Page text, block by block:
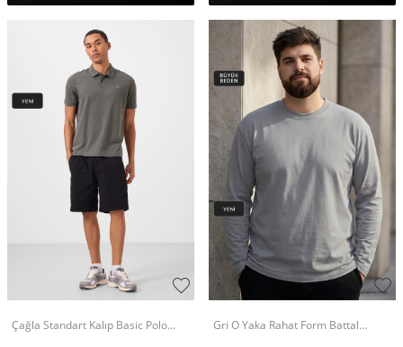
Çağla Standart Kalıp Basic Polo
Gri O Yaka Rahat Form Battal